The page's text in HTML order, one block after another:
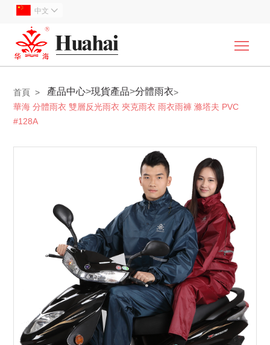
中文 
首頁 > 產品中心>現貨產品>分體雨衣>
華海 分體雨衣 雙層反光雨衣 夾克雨衣 雨衣雨褲 滌塔夫 PVC
#128A